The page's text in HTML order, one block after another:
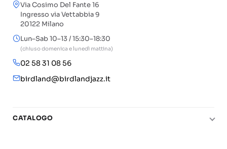
Via Cosimo Del Fante 16
Ingresso via Vettabbia 9
20122 Milano
Lun–Sab 10–13 / 15:30–18:30
(chiuso domenica e lunedì mattina)
02 58 31 08 56
birdland@birdlandjazz.it
CATALOGO